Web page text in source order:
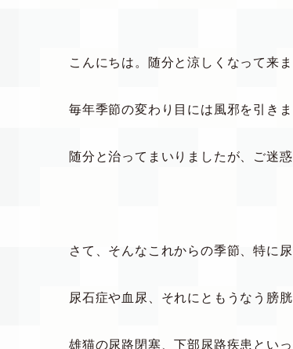
こんにちは。随分と涼しくなって来ま
毎年季節の変わり目には風邪を引きま
随分と治ってまいりましたが、ご迷
さて、そんなこれからの季節、特に
尿石症や血尿、それにともうなう膀
雄猫の尿路閉塞、下部尿路疾患とい